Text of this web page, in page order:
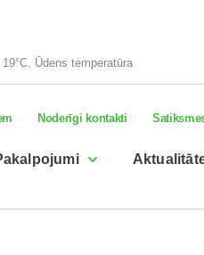
19°C, Ūdens temperatūra
Noderīgi kontakti